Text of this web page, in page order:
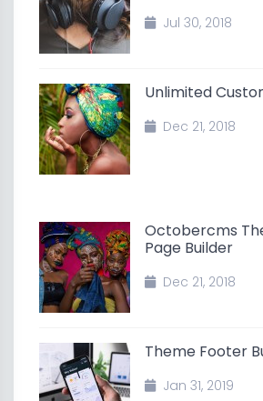
Jul 30, 2018
Unlimited
Dec 21, 2018
Octobercms
Page Builder
Dec 21, 2018
Theme Footer
Jan 31, 2019